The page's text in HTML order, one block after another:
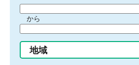
間
始
り
から
間
終
地域